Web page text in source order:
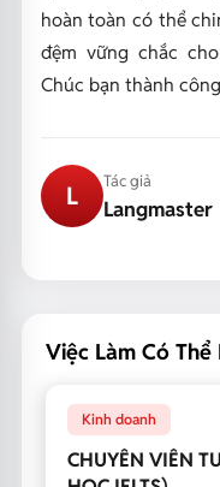
hoàn toàn có thể
đệm vững chắc
Chúc bạn thành
L Tác giả
Langmaster
Việc Làm Có Thể
Kinh doanh
CHUYÊN VIÊN